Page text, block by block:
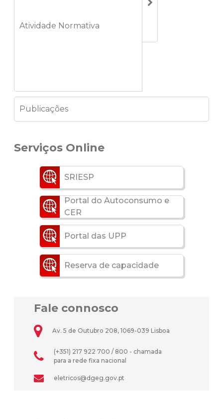
Atividade Normativa
Publicações
Serviços Online
SRIESP
Portal do Autoconsumo e
CER
Portal das UPP
Reserva de capacidade
Fale connosco
Av. 5 de Outubro 208, 1069-039 Lisboa
(+351) 217 922 700 / 800 - chamada
para a rede fixa nacional
eletricos@dgeg.gov.pt